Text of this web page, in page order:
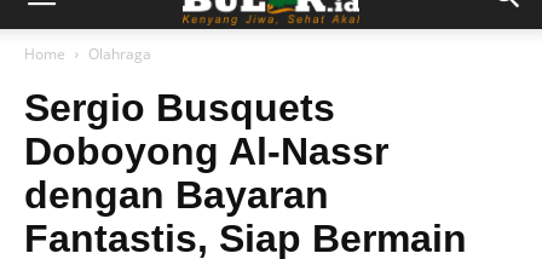
Home Olahraga
Sergio Busquets
Doboyong Al-Nassr
dengan Bayaran
Fantastis, Siap Bermain